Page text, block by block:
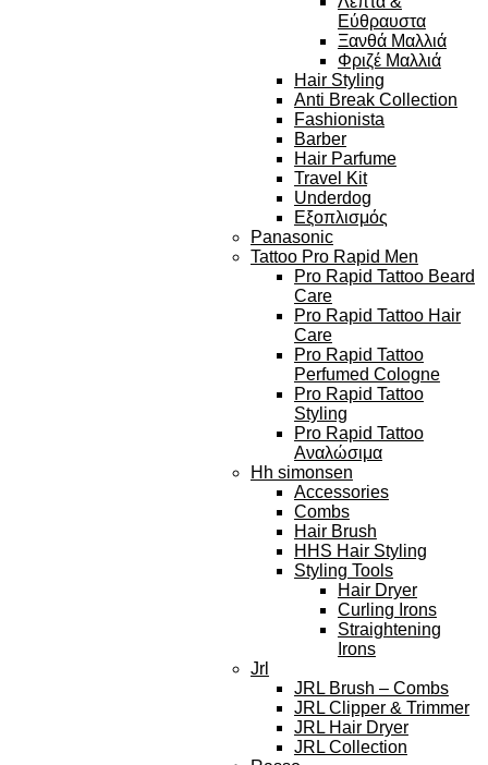
Εύθραυστα
Ξανθά Μαλλιά
Φριζέ Μαλλιά
Hair Styling
Anti Break Collection
Fashionista
Barber
Hair Parfume
Travel Kit
Underdog
Εξοπλισμός
Panasonic
Tattoo Pro Rapid Men
Pro Rapid Tattoo Beard
Care
Pro Rapid Tattoo Hair
Care
Pro Rapid Tattoo
Perfumed Cologne
Pro Rapid Tattoo
Styling
Pro Rapid Tattoo
Αναλώσιμα
Hh simonsen
Accessories
Combs
Hair Brush
HHS Hair Styling
Styling Tools
Hair Dryer
Curling Irons
Straightening
Irons
Jrl
JRL Brush – Combs
JRL Clipper & Trimmer
JRL Hair Dryer
JRL Collection